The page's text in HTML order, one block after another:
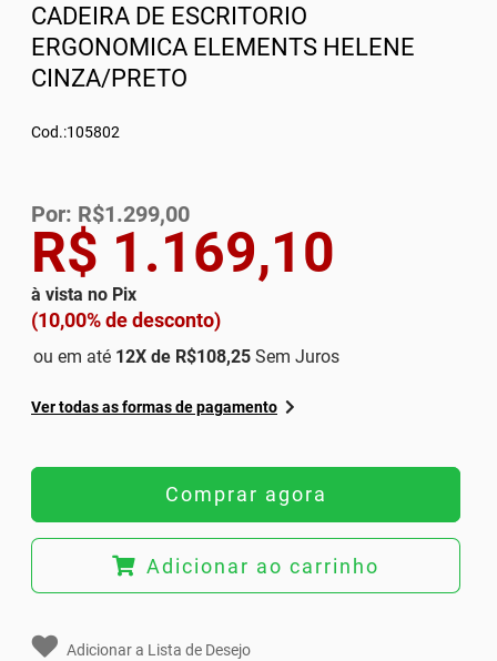
CADEIRA DE ESCRITORIO
ERGONOMICA ELEMENTS HELENE
CINZA/PRETO
Cod.:105802
R$ 1.169,10
à vista no Pix
(10,00% de desconto)
Por: R$1.299,00
ou em até 12X de R$108,25 Sem Juros
Ver todas as formas de pagamento
Comprar agora
Adicionar ao carrinho
Adicionar a Lista de Desejo